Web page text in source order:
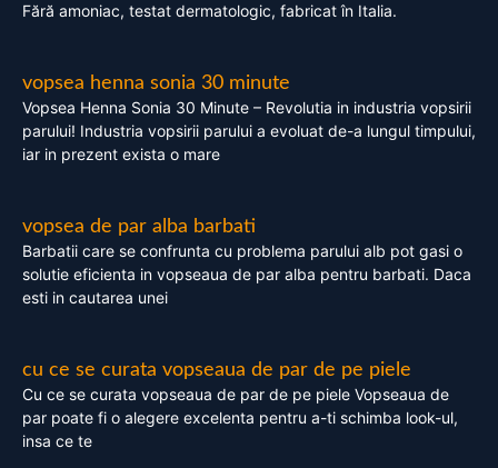
Fără amoniac, testat dermatologic, fabricat în Italia.
vopsea henna sonia 30 minute
Vopsea Henna Sonia 30 Minute – Revolutia in industria vopsirii
parului! Industria vopsirii parului a evoluat de-a lungul timpului,
iar in prezent exista o mare
vopsea de par alba barbati
Barbatii care se confrunta cu problema parului alb pot gasi o
solutie eficienta in vopseaua de par alba pentru barbati. Daca
esti in cautarea unei
cu ce se curata vopseaua de par de pe piele
Cu ce se curata vopseaua de par de pe piele Vopseaua de
par poate fi o alegere excelenta pentru a-ti schimba look-ul,
insa ce te